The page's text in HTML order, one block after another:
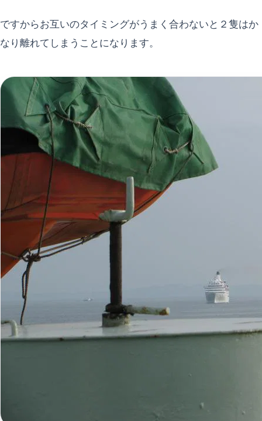
ですからお互いのタイミングがうまく合わないと２隻はか
なり離れてしまうことになります。